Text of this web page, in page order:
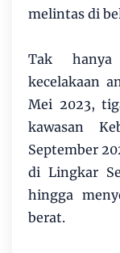
melintas di
Tak hanya
kecelakaan
Mei 2023,
kawasan
September
di Lingkar
hingga
berat.